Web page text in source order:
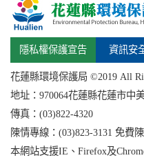
隱私權保護宣告 資訊安
花蓮縣環境保護局 ©2019 All
地址： 970064花蓮縣花蓮市中
傳真：(03)822-4320
陳情專線：(03)823-3131 免費
本網站支援IE、Firefox及